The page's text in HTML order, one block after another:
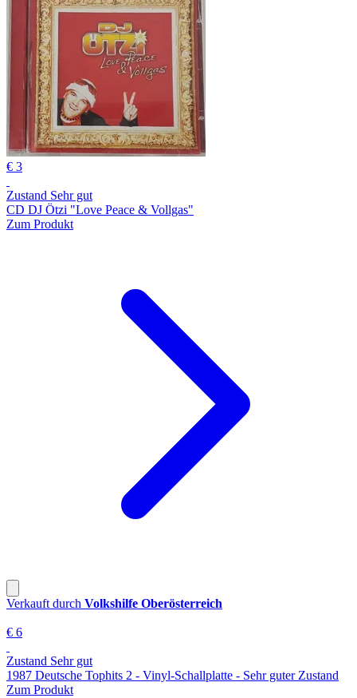
€ 3
Zustand Sehr gut
CD DJ Ötzi "Love Peace & Vollgas"
Zum Produkt
Verkauft durch Volkshilfe Oberösterreich
€ 6
Zustand Sehr gut
1987 Deutsche Tophits 2 - Vinyl-Schallplatte - Sehr guter Zustand
Zum Produkt